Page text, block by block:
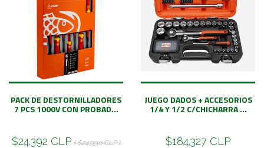
PACK DE DESTORNILLADORES
7 PCS 1000V CON PROBAD...
$24.392 CLP ( $24.990 CLP )
JUEGO DADOS + ACCESORIOS
1/4 Y 1/2 C/CHICHARRA ...
$184.327 CLP